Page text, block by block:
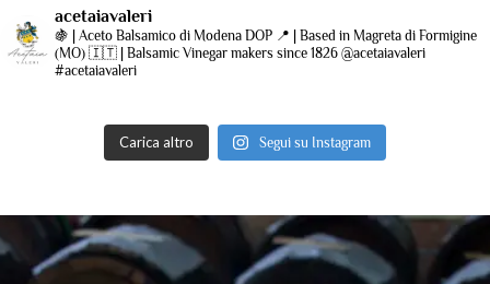
acetaiavaleri
🍇 | Aceto Balsamico di Modena DOP 📍 | Based in Magreta di Formigine
(MO) 🇮🇹 | Balsamic Vinegar makers since 1826 @acetaiavaleri
#acetaiavaleri
Carica altro Segui su Instagram